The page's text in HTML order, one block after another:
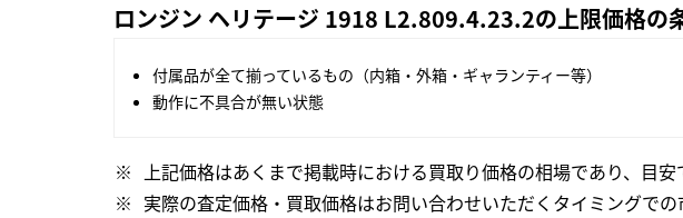
ロンジン ヘリテージ 1918 L2.809.4.23.2の上限価格の
付属品が全て揃っているもの（内箱・外箱・ギャランティー等）
動作に不具合が無い状態
上記価格はあくまで掲載時における買取り価格の相場であり、目
実際の査定価格・買取価格はお問い合わせいただくタイミングで